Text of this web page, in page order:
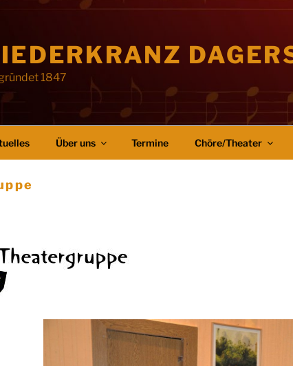
1847
Über uns Termine Chöre/Theater